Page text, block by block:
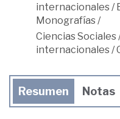
internacionales /
Monografías /
Ciencias Sociales
internacionales /
Resumen Notas